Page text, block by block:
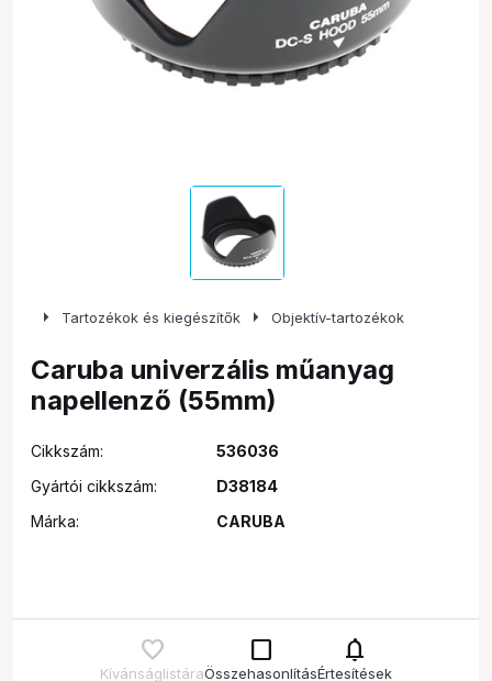
arrow_right Tartozékok és kiegészítők arrow_right Objektív-tartozékok
Caruba univerzális műanyag
napellenző (55mm)
Cikkszám:
536036
Gyártói cikkszám:
D38184
Márka:
CARUBA
Kívánságlistára
check_box_outline_blank
Összehasonlítás
notifications
Értesítések